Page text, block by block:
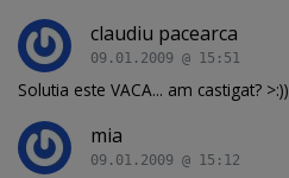
claudiu pacearca
09.01.2009 @ 15:51
Solutia este VACA... am castigat? >:))
mia
09.01.2009 @ 15:12